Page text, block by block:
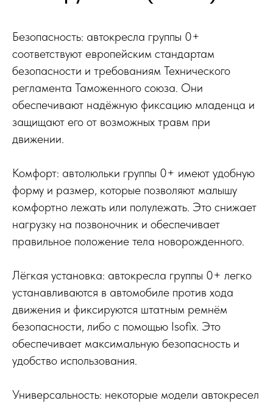
Безопасность: автокресла группы 0+
соответствуют европейским стандартам
безопасности и требованиям Технического
регламента Таможенного союза. Они
обеспечивают надёжную фиксацию младенца и
защищают его от возможных травм при
движении.
Комфорт: автолюльки группы 0+ имеют удобную
форму и размер, которые позволяют малышу
комфортно лежать или полулежать. Это снижает
нагрузку на позвоночник и обеспечивает
правильное положение тела новорожденного.
Лёгкая установка: автокресла группы 0+ легко
устанавливаются в автомобиле против хода
движения и фиксируются штатным ремнём
безопасности, либо с помощью Isofix. Это
обеспечивает максимальную безопасность и
удобство использования.
Универсальность: некоторые модели автокресел